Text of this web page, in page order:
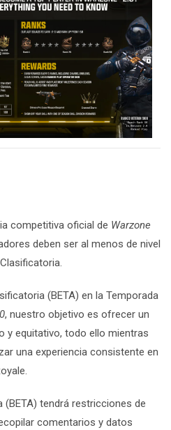
competitiva oficial de Warzone
deben ser al menos de nivel
(BETA) en la Temporada
, nuestro objetivo es ofrecer un
y equitativo, todo ello mientras
una experiencia consistente en
(BETA) tendrá restricciones de
comentarios y datos